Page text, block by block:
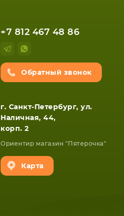
+7 812 467 48 86
Обратный звонок
г. Санкт-Петербург, ул.
Наличная, 44,
корп. 2
Ориентир магазин "Пятерочка"
Карта